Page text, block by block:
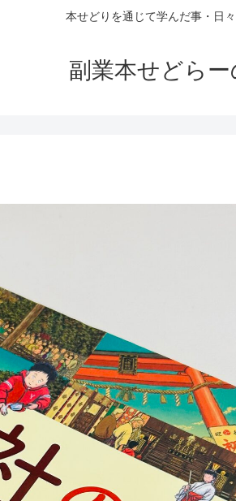
本せどりを通じて学んだ事・日
副業本せどら